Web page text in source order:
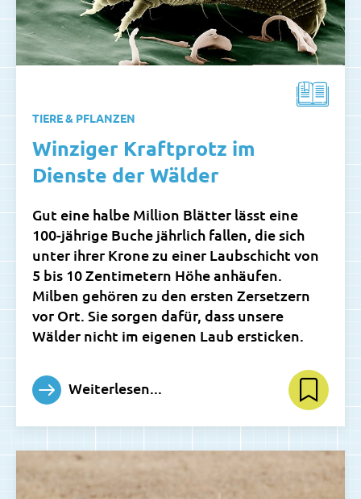
TIERE & PFLANZEN
Winziger Kraftprotz im
Dienste der Wälder
Gut eine halbe Million Blätter lässt eine
100-jährige Buche jährlich fallen, die sich
unter ihrer Krone zu einer Laubschicht von
5 bis 10 Zentimetern Höhe anhäufen.
Milben gehören zu den ersten Zersetzern
vor Ort. Sie sorgen dafür, dass unsere
Wälder nicht im eigenen Laub ersticken.
Weiterlesen...